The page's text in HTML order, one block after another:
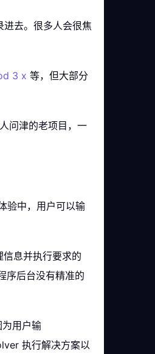
去。很多人会很焦
3 x 等，但大部分
问津的老项目，一
验中，用户可以输
息并执行要求的
序后台没有精准的
用户输
执行解决方案以